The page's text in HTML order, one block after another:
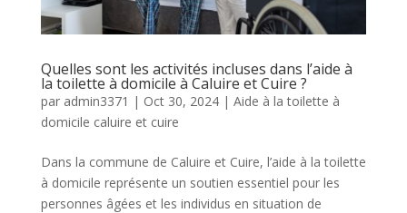
Quelles sont les activités incluses dans l’aide à
la toilette à domicile à Caluire et Cuire ?
par admin3371 | Oct 30, 2024| Aide à la toilette à
domicile caluire et cuire
Dans la commune de Caluire et Cuire, l’aide à la toilette
à domicile représente un soutien essentiel pour les
personnes âgées et les individus en situation de